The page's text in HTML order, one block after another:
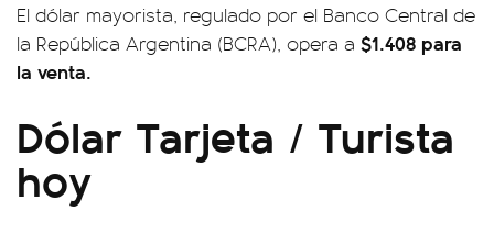
El dólar mayorista, regulado por el Banco Central de
la República Argentina (BCRA), opera a $1.408 para
la venta.
Dólar Tarjeta / Turista
hoy